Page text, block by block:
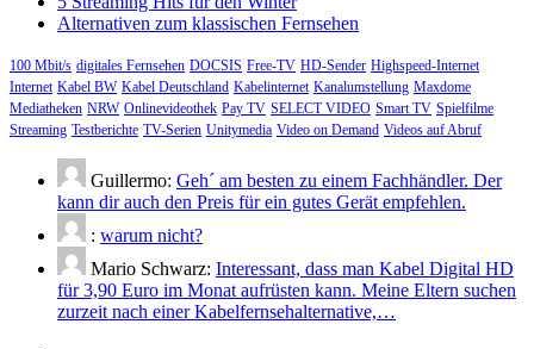
Alternativen zum klassischen Fernsehen
100 Mbit/s digitales Fernsehen DOCSIS Free-TV HD-Sender Highspeed-Internet
Internet Kabel BW Kabel Deutschland Kabelinternet Kanalumstellung Maxdome
Mediatheken NRW Onlinevideothek Pay TV SELECT VIDEO Smart TV Spielfilme
Streaming Testberichte TV-Serien Unitymedia Video on Demand Videos auf Abruf
Guillermo: Geh´ am besten zu einem Fachhändler. Der
kann dir auch den Preis für ein gutes Gerät empfehlen.
: warum nicht?
Mario Schwarz: Interessant, dass man Kabel Digital HD
für 3,90 Euro im Monat aufrüsten kann. Meine Eltern suchen
zurzeit nach einer Kabelfernsehalternative,…